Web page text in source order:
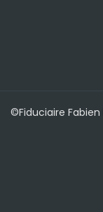
©Fiduciaire Fabien